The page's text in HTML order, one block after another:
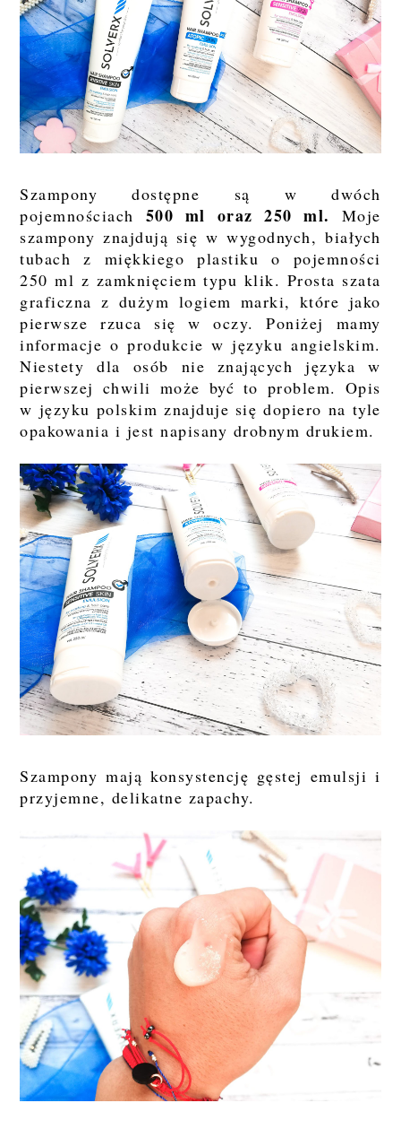
Szampony dostępne są w dwóch
pojemnościach 500 ml oraz 250 ml.
Moje
szampony znajdują się w wygodnych, białych
tubach z miękkiego plastiku o pojemności
250 ml z zamknięciem typu klik. Prosta szata
graficzna z dużym logiem marki, które jako
pierwsze rzuca się w oczy. Poniżej mamy
informacje o produkcie w języku angielskim.
Niestety dla osób nie znających języka w
pierwszej chwili może być to problem. Opis
w języku polskim znajduje się dopiero na tyle
opakowania i jest napisany drobnym drukiem.
Szampony mają konsystencję gęstej emulsji i
przyjemne, delikatne zapachy.